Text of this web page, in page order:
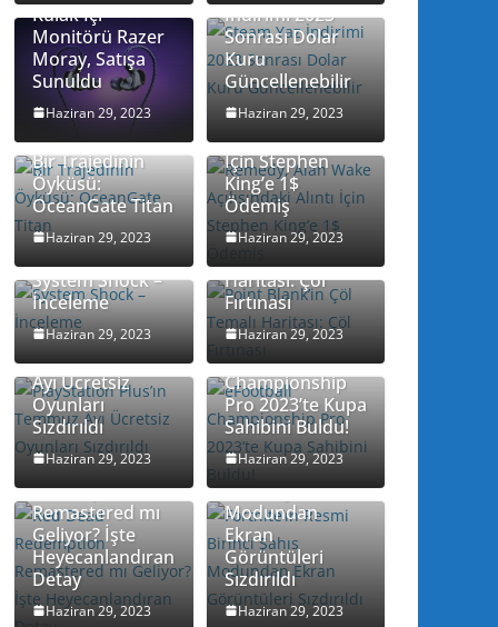
Kulak İçi
Monitörü Razer
Moray, Satışa
Sunuldu
Haziran 29, 2023
İndirimi 2023
Sonrası Dolar
Kuru
Güncellenebilir
Haziran 29, 2023
Bir Trajedinin
Öyküsü:
OceanGate Titan
Haziran 29, 2023
Remedy, Alan
Wake
Açılışındaki Alıntı
İçin Stephen
King’e 1$
Ödemiş
Haziran 29, 2023
System Shock –
İnceleme
Haziran 29, 2023
Point Blank’in
Haritası: Çöl
Fırtınası
Haziran 29, 2023
PlayStation
Plus’ın Temmuz
Ayı Ücretsiz
Oyunları
Sızdırıldı
Haziran 29, 2023
eFootball
Championship
Pro 2023’te Kupa
Sahibini Buldu!
Haziran 29, 2023
Red Dead
Redemption
Remastered mı
Geliyor? İşte
Heyecanlandıran
Detay
Haziran 29, 2023
Fortnite’ın Resmi
Birinci Şahıs
Modundan
Ekran
Görüntüleri
Sızdırıldı
Haziran 29, 2023
Bohemia